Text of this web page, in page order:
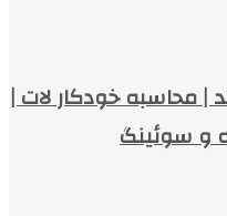
محاسبه خودکار لات |
و سوئینگ